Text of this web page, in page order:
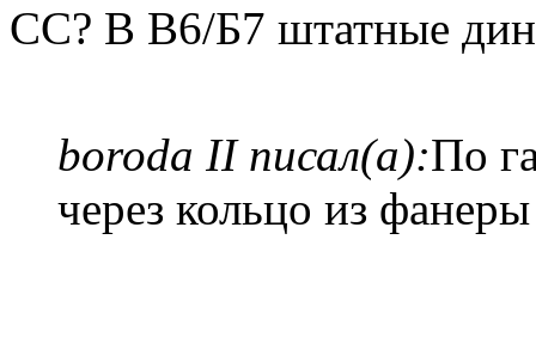
СС? В В6/Б7 штатные
boroda II писал(а):По
через кольцо из